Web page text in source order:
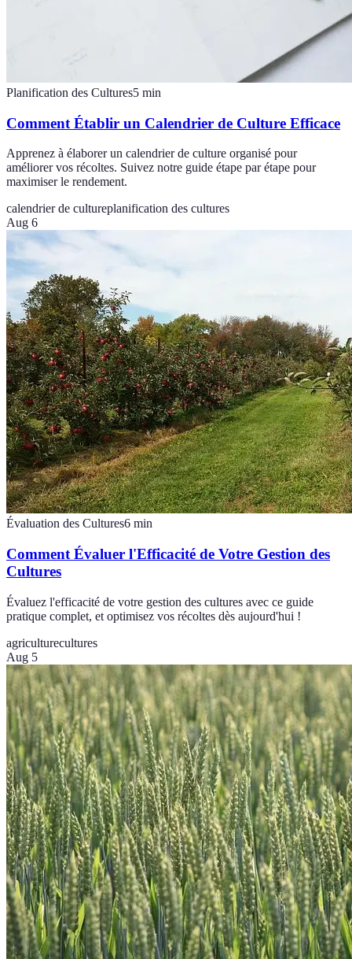
Planification des Cultures5 min
Comment Établir un Calendrier de Culture Efficace
Apprenez à élaborer un calendrier de culture organisé pour
améliorer vos récoltes. Suivez notre guide étape par étape pour
maximiser le rendement.
calendrier de cultureplanification des cultures
Aug 6
Évaluation des Cultures6 min
Comment Évaluer l'Efficacité de Votre Gestion des
Cultures
Évaluez l'efficacité de votre gestion des cultures avec ce guide
pratique complet, et optimisez vos récoltes dès aujourd'hui !
agriculturecultures
Aug 5